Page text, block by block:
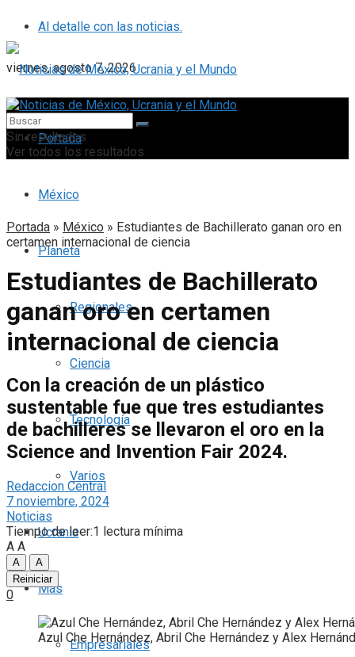
Al detalle con las noticias.
viernes, agosto 7, 2026
Portada
México
Planeta
Regionales
Ciencia
Tecnología
Varios
Ucrania
Más
Empresariales
Sin resultados
Ver todos los resultados
Portada » México » Estudiantes de Bachillerato ganan oro en
certamen internacional de ciencia
Estudiantes de Bachillerato
ganan oro en certamen
internacional de ciencia
Con la creación de un plástico
sustentable fue que tres estudiantes
de bachilleres se llevaron el oro en la
Science and Invention Fair 2024.
Redaccion Central
7 noviembre, 2024
Noticias
Tiempo de leer:1 lectura mínima
A A
A
A
Reiniciar
0
Azul Che Hernández, Abril Che Hernández y Alex